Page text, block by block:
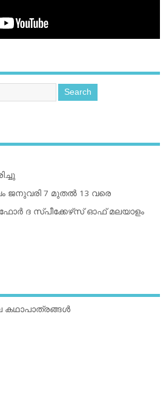
ജനുവരി 7 മുതല്‍ 13 വരെ
ഫോര്‍ ദ സ്പീക്കേഴ്‌സ് ഓഫ് മലയാളം
കഥാപാത്രങ്ങള്‍